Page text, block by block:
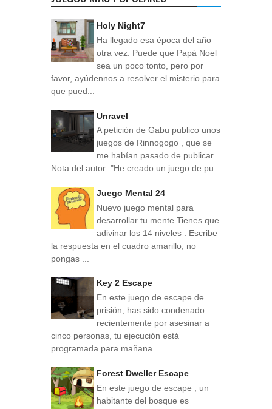
Holy Night7
Ha llegado esa época del año
otra vez. Puede que Papá Noel
sea un poco tonto, pero por
favor, ayúdennos a resolver el misterio para
que pued...
Unravel
A petición de Gabu publico unos
juegos de Rinnogogo , que se
me habían pasado de publicar.
Nota del autor: "He creado un juego de pu...
Juego Mental 24
Nuevo juego mental para
desarrollar tu mente Tienes que
adivinar los 14 niveles . Escribe
la respuesta en el cuadro amarillo, no
pongas ...
Key 2 Escape
En este juego de escape de
prisión, has sido condenado
recientemente por asesinar a
cinco personas, tu ejecución está
programada para mañana...
Forest Dweller Escape
En este juego de escape , un
habitante del bosque es